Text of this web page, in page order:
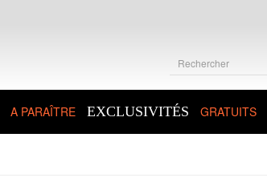
A PARAÎTRE EXCLUSIVITÉS GRATUITS